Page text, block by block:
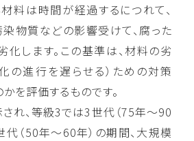
料は時間が経過するにつれて、
物質などの影響受けて、腐った
化します。この基準は、材料の劣
の進行を遅らせる）ための対策
を評価するものです。
れ、等級3では3世代（75年〜90
代（50年〜60年）の期間、大規模